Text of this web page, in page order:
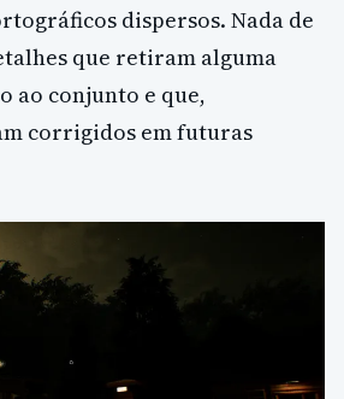
dispersos. Nada de
que retiram alguma
ao conjunto e que,
corrigidos em futuras